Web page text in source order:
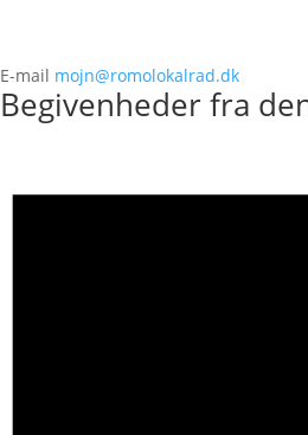
E-mail mojn@romolokalrad.dk
Begivenheder fra